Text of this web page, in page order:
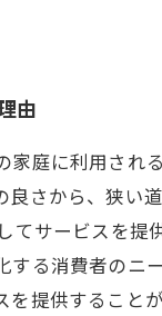
由
庭に利用され
さから、狭い
てサービスを
る消費者の
提供するこ